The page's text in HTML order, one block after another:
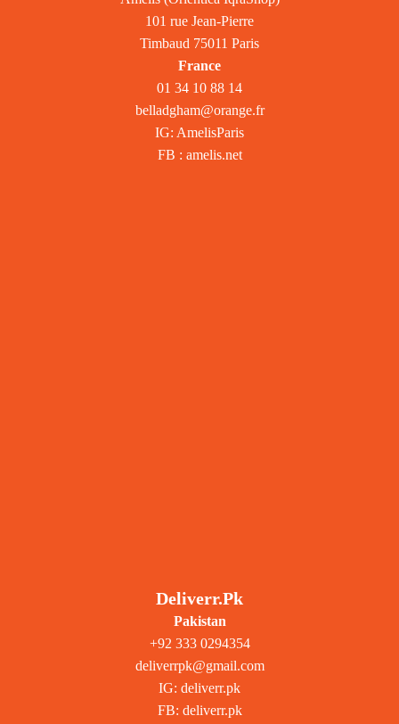
101 rue Jean-Pierre
Timbaud 75011 Paris
France
01 34 10 88 14
belladgham@orange.fr
IG: AmelisParis
FB : amelis.net
Deliverr.pk
Pakistan
+92 333 0294354
deliverrpk@gmail.com
IG: deliverr.pk
FB: deliverr.pk